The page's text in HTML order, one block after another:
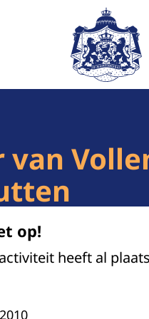
Naar de
van
op!
heeft al